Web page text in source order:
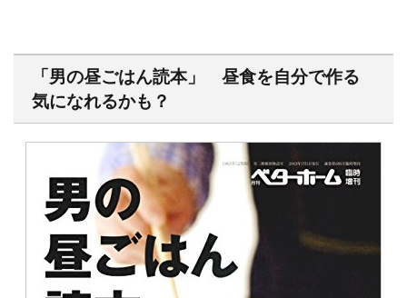
「男の昼ごはん読本」 昼食を自分で作る
気になれるかも？